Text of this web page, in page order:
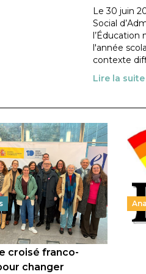
Le 30 juin
Social
l’Éducation
l'année
contexte
Lire la
vivre-ensemble :
croisé franco-
changer